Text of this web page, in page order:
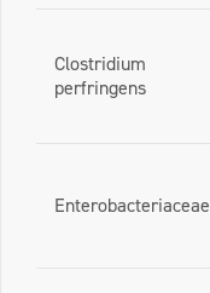
Clostridium
perfringens
Enterobacteriaceae